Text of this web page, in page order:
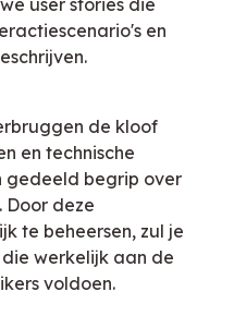
user stories die
en
de kloof
en technische
gedeeld begrip over
Door deze
te beheersen, zul je
werkelijk aan de
voldoen.